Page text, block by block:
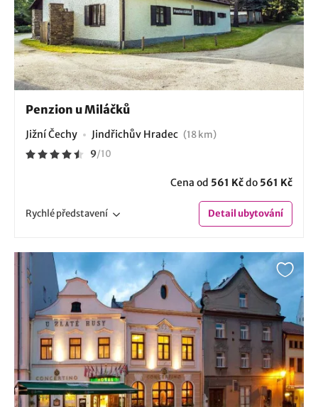
Penzion u Miláčků
Jižní Čechy Jindřichův Hradec (18 km)
9/10
Cena od 561 Kčdo 561 Kč
Rychlépředstavení Detailubytování